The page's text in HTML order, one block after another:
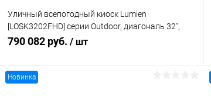
Уличный всепогодный киоск Lumien
[LOSK3202FHD] серии Outdoor, диагональ 32",
1920 x 1080, яркость 4000 кд/кв.м, IP67,
система охлаждения без вентиляторов,
интеллектуальное управление яркостью, 24/7
790 082 руб. / шт
Новинка